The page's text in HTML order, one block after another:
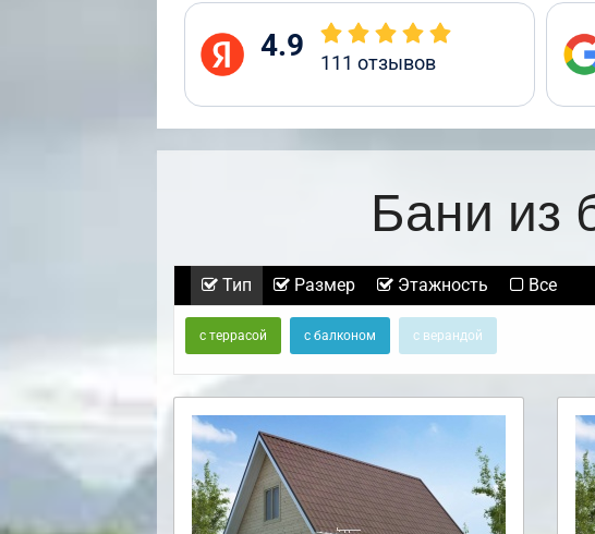
4.9 111 отзывов
Бани из
Тип Размер Этажность Все
с террасой с балконом с верандой